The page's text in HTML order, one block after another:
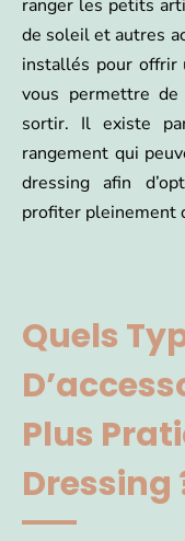
ranger les petits
de soleil et autres
installés pour offrir
vous permettre
sortir. Il existe
rangement qui
dressing afin
profiter pleinement
Quels
Plus
Dressing